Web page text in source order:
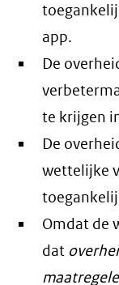
app.
De
te krijgen
De
wettelijke
Omdat de
dat